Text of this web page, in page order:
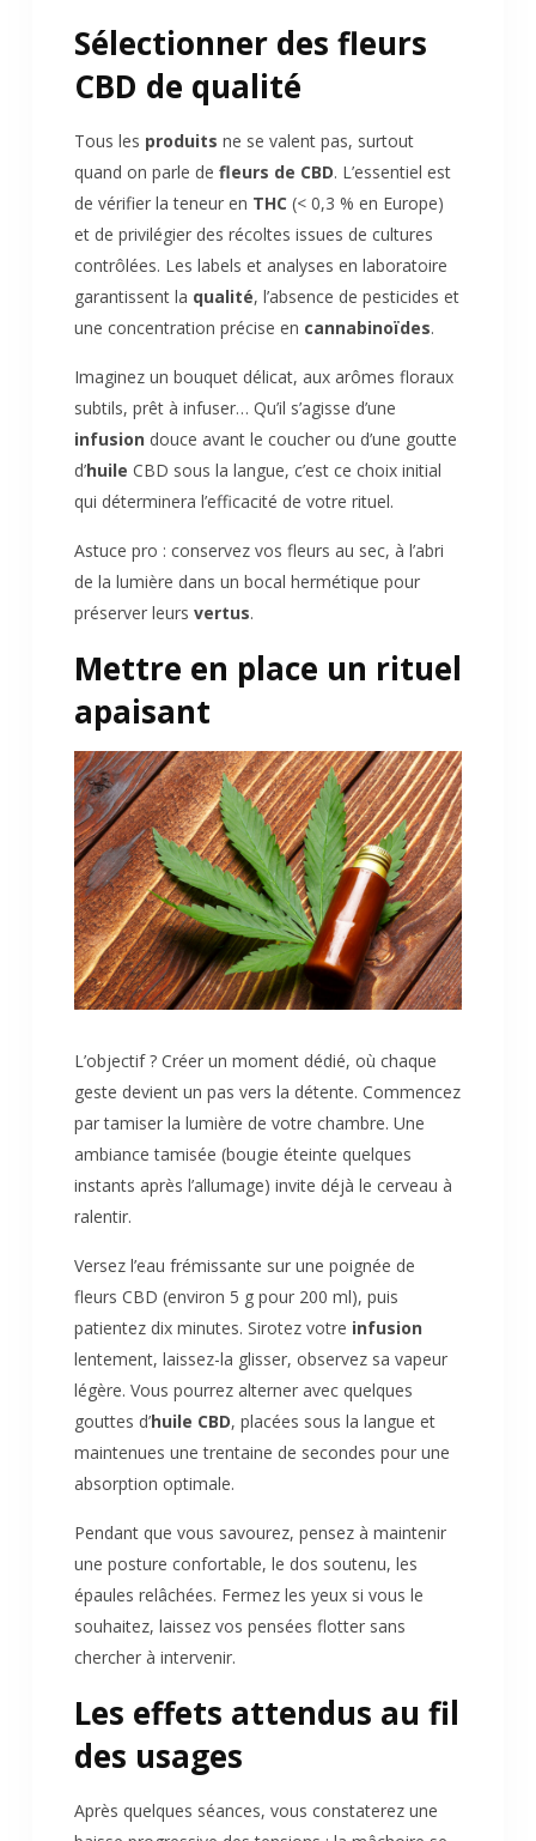
Sélectionner des fleurs
CBD de qualité
Tous les produits ne se valent pas, surtout
quand on parle de fleurs de CBD. L’essentiel est
de vérifier la teneur en THC (< 0,3 % en Europe)
et de privilégier des récoltes issues de cultures
contrôlées. Les labels et analyses en laboratoire
garantissent la qualité, l’absence de pesticides et
une concentration précise en cannabinoïdes.
Imaginez un bouquet délicat, aux arômes floraux
subtils, prêt à infuser… Qu’il s’agisse d’une
infusion douce avant le coucher ou d’une goutte
d’huile CBD sous la langue, c’est ce choix initial
qui déterminera l’efficacité de votre rituel.
Astuce pro : conservez vos fleurs au sec, à l’abri
de la lumière dans un bocal hermétique pour
préserver leurs vertus.
Mettre en place un rituel
apaisant
L’objectif ? Créer un moment dédié, où chaque
geste devient un pas vers la détente. Commencez
par tamiser la lumière de votre chambre. Une
ambiance tamisée (bougie éteinte quelques
instants après l’allumage) invite déjà le cerveau à
ralentir.
Versez l’eau frémissante sur une poignée de
fleurs CBD (environ 5 g pour 200 ml), puis
patientez dix minutes. Sirotez votre infusion
lentement, laissez-la glisser, observez sa vapeur
légère. Vous pourrez alterner avec quelques
gouttes d’huile CBD, placées sous la langue et
maintenues une trentaine de secondes pour une
absorption optimale.
Pendant que vous savourez, pensez à maintenir
une posture confortable, le dos soutenu, les
épaules relâchées. Fermez les yeux si vous le
souhaitez, laissez vos pensées flotter sans
chercher à intervenir.
Les effets attendus au fil
des usages
Après quelques séances, vous constaterez une